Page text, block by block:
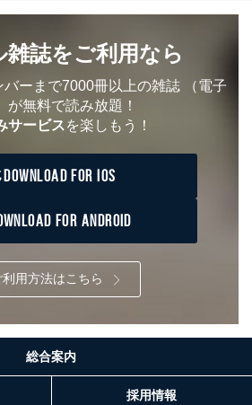
遂行に支障を及ぼすおそれがあると
一部として個人情報の取扱いを委
、その業務に必要な範囲で委託・提
報を開示することがあります。
タマーサポート支援会社 、クレジッ
ス会社
社、出版物発売元、卸売会社、販売
供給者、梱包会社、配送会社、新聞
梱包・配送・配達会社
報の「開示」「訂正」等の請求につ
場合には、遅滞なくこれに応じま
～④のいずれかに該当する場合は、
なうことはできません。そのとき
雑誌をご利用なら
ーまで7000冊以上の雑誌 （電子
が無料で読み放題！
サービスを楽しもう！
DOWNLOAD FOR IOS
FOR ANDROID
利用方法はこちら
総合案内
採用情報